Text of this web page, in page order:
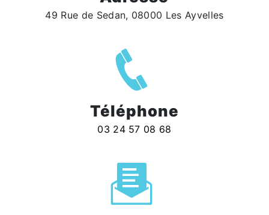
49 Rue de Sedan, 08000 Les Ayvelles
Téléphone
03 24 57 08 68